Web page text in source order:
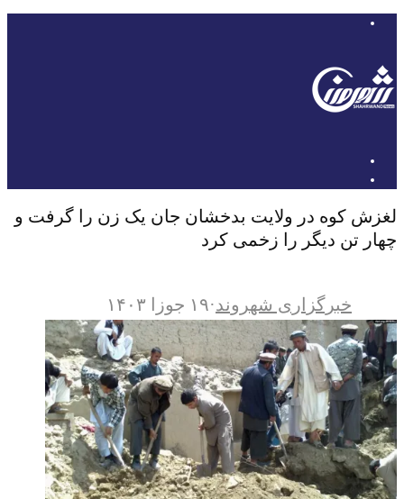
لغزش کوه در ولایت بدخشان جان یک زن را گرفت و
چهار تن دیگر را زخمی کرد
خبرگزاری شهروند·۱۹ جوزا ۱۴۰۳